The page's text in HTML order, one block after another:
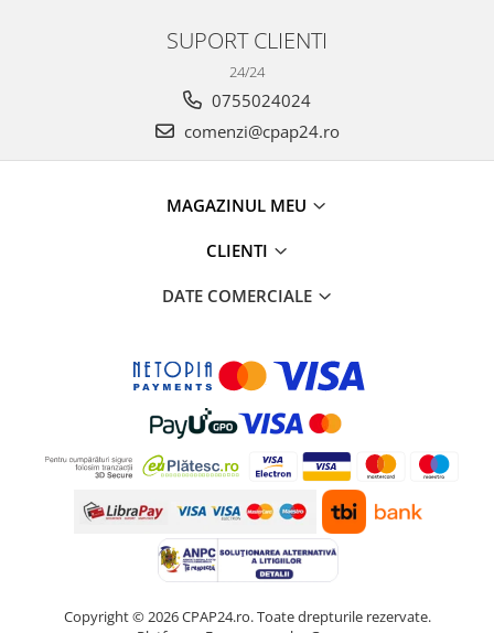
SUPORT CLIENTI
24/24
0755024024
comenzi@cpap24.ro
MAGAZINUL MEU
CLIENTI
DATE COMERCIALE
Copyright © 2026 CPAP24.ro. Toate drepturile rezervate.